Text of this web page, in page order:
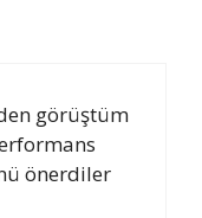
görüştüm
önerdiler